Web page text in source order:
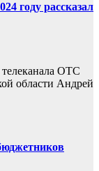
году рассказал
ОТС
области Андрей